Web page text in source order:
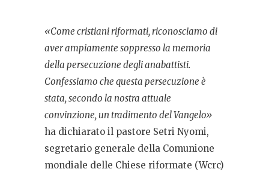
«Come cristiani riformati, riconosciamo di
aver ampiamente soppresso la memoria
della persecuzione degli anabattisti.
Confessiamo che questa persecuzione è
stata, secondo la nostra attuale
convinzione, un tradimento del Vangelo»
ha dichiarato il pastore Setri Nyomi,
segretario generale della Comunione
mondiale delle Chiese riformate (Wcrc)